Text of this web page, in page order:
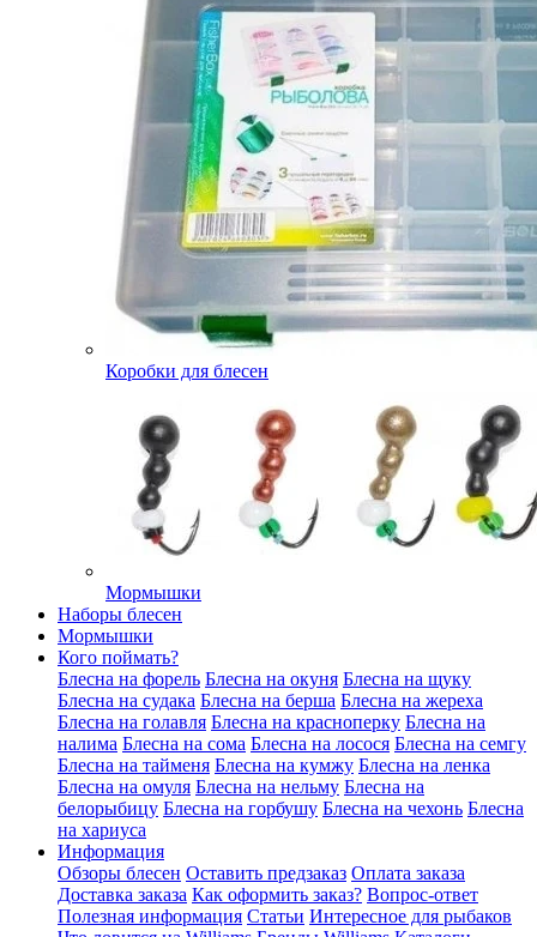
Коробки для блесен
Мормышки
Наборы блесен
Мормышки
Кого поймать?
Блесна на форель Блесна на окуня Блесна на щуку
Блесна на судака Блесна на берша Блесна на жереха
Блесна на голавля Блесна на красноперку Блесна на
налима Блесна на сома Блесна на лосося Блесна на семгу
Блесна на тайменя Блесна на кумжу Блесна на ленка
Блесна на омуля Блесна на нельму Блесна на
белорыбицу Блесна на горбушу Блесна на чехонь Блесна
на хариуса
Информация
Обзоры блесен Оставить предзаказ Оплата заказа
Доставка заказа Как оформить заказ? Вопрос-ответ
Полезная информация Статьи Интересное для рыбаков